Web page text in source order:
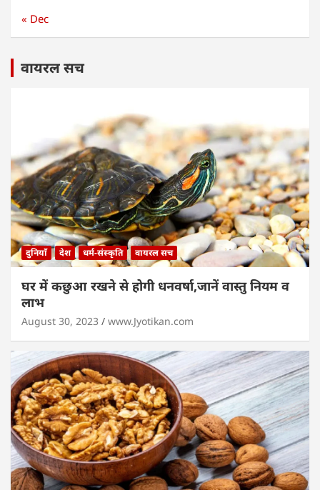
« Dec
वायरल सच
दुनियाँ देश धर्म-संस्कृति वायरल सच
घर में कछुआ रखने से होगी धनवर्षा,जानें वास्तु नियम व
लाभ
August 30, 2023 www.Jyotikan.com